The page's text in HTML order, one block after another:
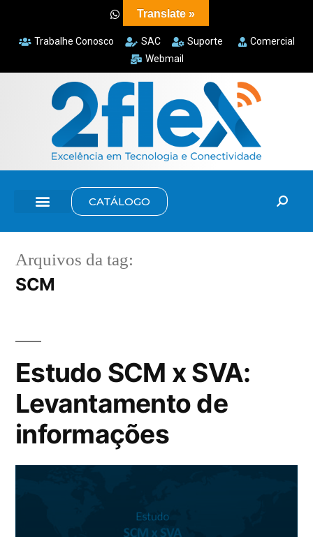
Trabalhe Conosco SAC Suporte
Comercial
Webmail
CATÁLOGO
Arquivos da tag:
SCM
Estudo SCM x SVA:
Levantamento de
informações
Translate »